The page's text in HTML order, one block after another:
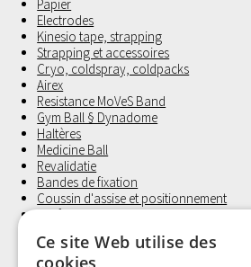
Papier
Electrodes
Kinesio tape, strapping
Strapping et accessoires
Cryo, coldspray, coldpacks
Airex
Resistance MoVeS Band
Gym Ball § Dynadome
Haltères
Medicine Ball
Revalidatie
Bandes de fixation
Coussin d'assise et positionnement
Laufwunder
Petit materiel et Hygiène
Ce site Web utilise des
cookies